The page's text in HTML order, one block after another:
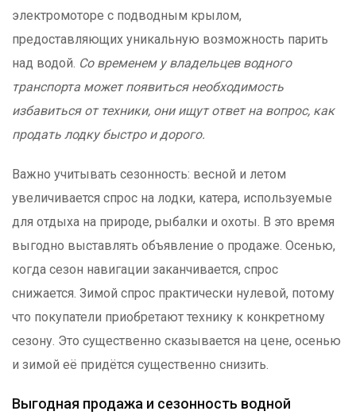
электромоторе с подводным крылом,
предоставляющих уникальную возможность парить
над водой. Со временем у владельцев водного
транспорта может появиться необходимость
избавиться от техники, они ищут ответ на вопрос, как
продать лодку быстро и дорого.
Важно учитывать сезонность: весной и летом
увеличивается спрос на лодки, катера, используемые
для отдыха на природе, рыбалки и охоты. В это время
выгодно выставлять объявление о продаже. Осенью,
когда сезон навигации заканчивается, спрос
снижается. Зимой спрос практически нулевой, потому
что покупатели приобретают технику к конкретному
сезону. Это существенно сказывается на цене, осенью
и зимой её придётся существенно снизить.
Выгодная продажа и сезонность водной